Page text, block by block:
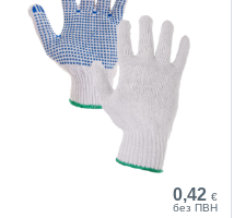
0,42 €
без ПВН